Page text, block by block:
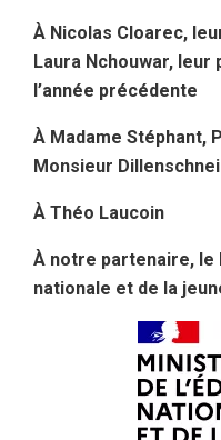
À Nicolas Cloarec,
Laura Nchouwar,
l’année précédente
À Madame Stéphant,
Monsieur
À Théo Laucoin
À notre partenaire, le
nationale et de la